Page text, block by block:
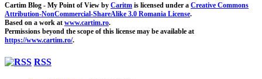
Cartim Blog - My Point of View by Caritm is licensed under a Creative Commons
Attribution-NonCommercial-ShareAlike 3.0 Romania License.
Based on a work at www.cartim.ro.
Permissions beyond the scope of this license may be available at
https://www.cartim.ro/.
RSS